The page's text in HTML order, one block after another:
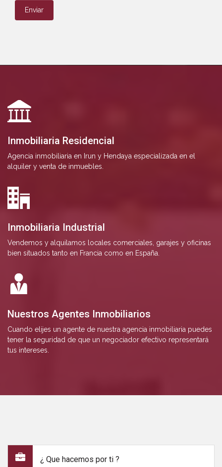
Enviar
Inmobiliaria Residencial
Agencia inmobiliaria en Irun y Hendaya especializada en el
alquiler y venta de inmuebles.
Inmobiliaria Industrial
Vendemos y alquilamos locales comerciales, garajes y oficinas
bien situados tanto en Francia como en España.
Nuestros Agentes Inmobiliarios
Cuando elijes un agente de nuestra agencia inmobiliaria puedes
tener la seguridad de que un negociador efectivo representará
tus intereses.
¿ Que hacemos por ti ?